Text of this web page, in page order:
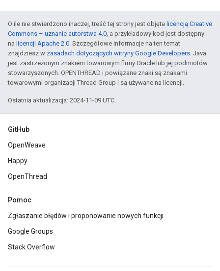
O ile nie stwierdzono inaczej, treść tej strony jest objęta licencją Creative
Commons – uznanie autorstwa 4.0, a przykładowy kod jest dostępny
na licencji Apache 2.0. Szczegółowe informacje na ten temat
znajdziesz w zasadach dotyczących witryny Google Developers. Java
jest zastrzeżonym znakiem towarowym firmy Oracle lub jej podmiotów
stowarzyszonych. OPENTHREAD i powiązane znaki są znakami
towarowymi organizacji Thread Group i są używane na licencji.
Ostatnia aktualizacja: 2024-11-09 UTC.
GitHub
OpenWeave
Happy
OpenThread
Pomoc
Zgłaszanie błędów i proponowanie nowych funkcji
Google Groups
Stack Overflow